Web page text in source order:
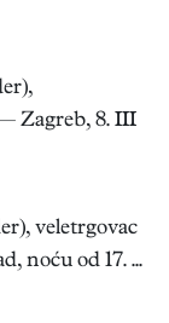
Zagreb, 8. III
veletrgovac
noću od 17. ...